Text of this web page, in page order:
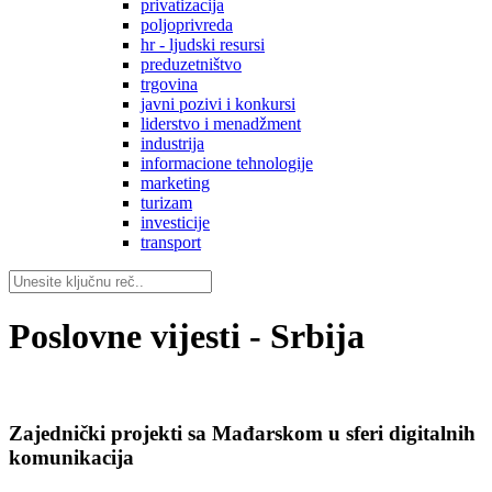
privatizacija
poljoprivreda
hr - ljudski resursi
preduzetništvo
trgovina
javni pozivi i konkursi
liderstvo i menadžment
industrija
informacione tehnologije
marketing
turizam
investicije
transport
Poslovne vijesti - Srbija
Zajednički projekti sa Mađarskom u sferi digitalnih
komunikacija